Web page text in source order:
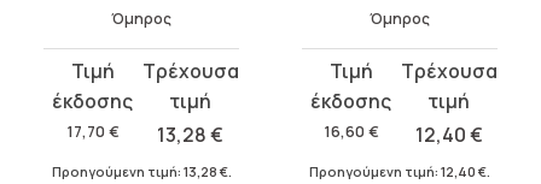
Όμηρος
17,70 €
Original
price
was:
17,70 €.
13,28€
τρέχουσα
τιμή
Προηγούμενη τιμή: 13,28 €.
Όμηρος
16,60 €
Original
price
was:
16,60 €.
12,40€
τρέχουσα
τιμή
Προηγούμενη τιμή: 12,40 €